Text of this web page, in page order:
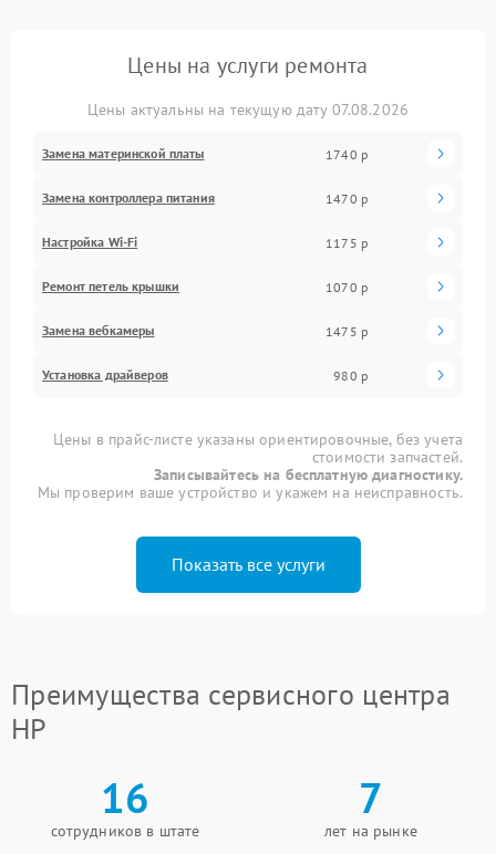
Цены на услуги ремонта
Цены актуальны на текущую дату 07.08.2026
Замена материнской платы 1740 р
Замена контроллера питания 1470 р
Настройка Wi-Fi 1175 р
Ремонт петель крышки 1070 р
Замена вебкамеры 1475 р
Установка драйверов 980 р
Цены в прайс-листе указаны ориентировочные, без учета
стоимости запчастей.
Записывайтесь на бесплатную диагностику.
Мы проверим ваше устройство и укажем на неисправность.
Показать все услуги
Преимущества сервисного центра
HP
16
сотрудников в штате
7
лет на рынке